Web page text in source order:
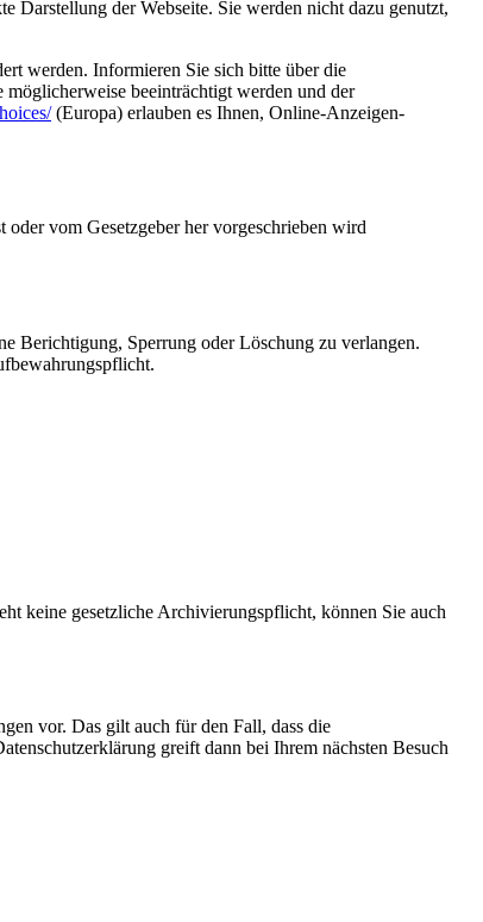
Darstellung der Webseite. Sie werden nicht dazu genutzt,
werden. Informieren Sie sich bitte über die
beeinträchtigt werden und der
(Europa) erlauben es Ihnen, Online-Anzeigen-
vom Gesetzgeber her vorgeschrieben wird
Berichtigung, Sperrung oder Löschung zu verlangen.
keine gesetzliche Archivierungspflicht, können Sie auch
vor. Das gilt auch für den Fall, dass die
greift dann bei Ihrem nächsten Besuch